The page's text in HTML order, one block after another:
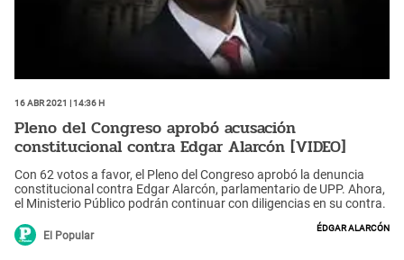
16 Abr 2021 | 14:36 h
Pleno del Congreso aprobó acusación
constitucional contra Edgar Alarcón [VIDEO]
Con 62 votos a favor, el Pleno del Congreso aprobó la denuncia
constitucional contra Edgar Alarcón, parlamentario de UPP. Ahora,
el Ministerio Público podrán continuar con diligencias en su contra.
El Popular
Édgar Alarcón